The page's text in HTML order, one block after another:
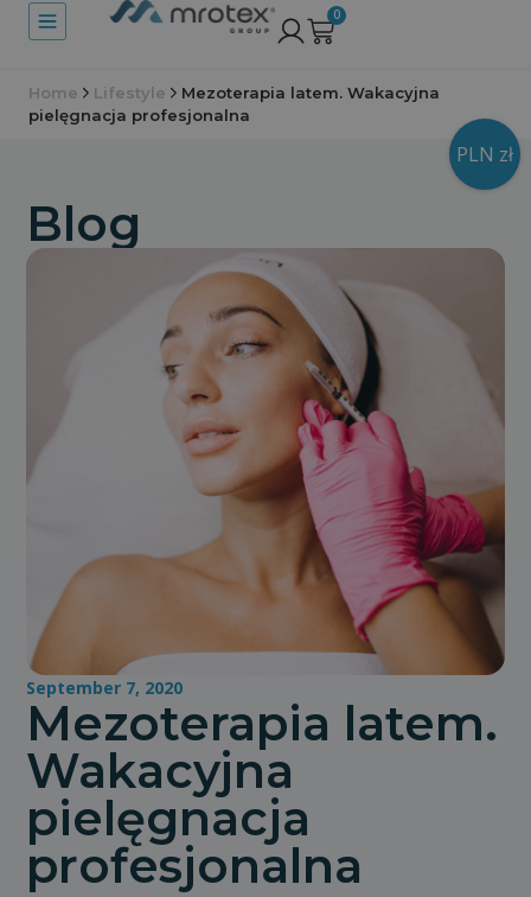
0
Home Lifestyle
Mezoterapia latem. Wakacyjna
pielęgnacja profesjonalna
Blog
September 7, 2020
Mezoterapia latem.
Wakacyjna
pielęgnacja
profesjonalna
PLN zł